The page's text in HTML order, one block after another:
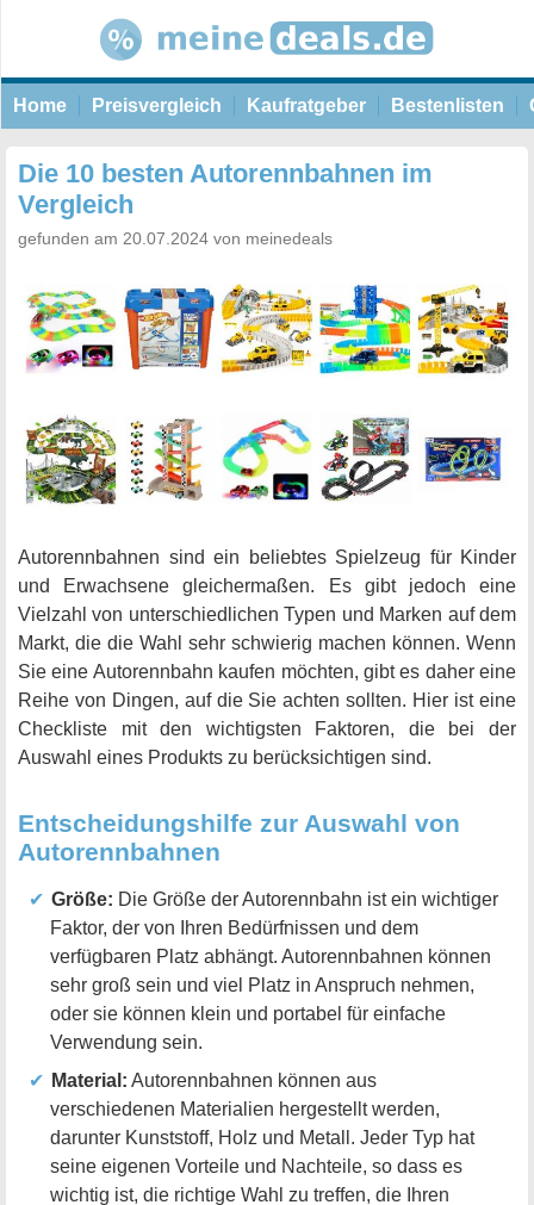
Home Preisvergleich Kaufratgeber Bestenlisten
Die 10 besten Autorennbahnen im
Vergleich
gefunden am 20.07.2024 von meinedeals
Autorennbahnen sind ein beliebtes Spielzeug für Kinder
und Erwachsene gleichermaßen. Es gibt jedoch eine
Vielzahl von unterschiedlichen Typen und Marken auf dem
Markt, die die Wahl sehr schwierig machen können. Wenn
Sie eine Autorennbahn kaufen möchten, gibt es daher eine
Reihe von Dingen, auf die Sie achten sollten. Hier ist eine
Checkliste mit den wichtigsten Faktoren, die bei der
Auswahl eines Produkts zu berücksichtigen sind.
Entscheidungshilfe zur Auswahl von
Autorennbahnen
Größe: Die Größe der Autorennbahn ist ein wichtiger
Faktor, der von Ihren Bedürfnissen und dem
verfügbaren Platz abhängt. Autorennbahnen können
sehr groß sein und viel Platz in Anspruch nehmen,
oder sie können klein und portabel für einfache
Verwendung sein.
Material: Autorennbahnen können aus
verschiedenen Materialien hergestellt werden,
darunter Kunststoff, Holz und Metall. Jeder Typ hat
seine eigenen Vorteile und Nachteile, so dass es
wichtig ist, die richtige Wahl zu treffen, die Ihren